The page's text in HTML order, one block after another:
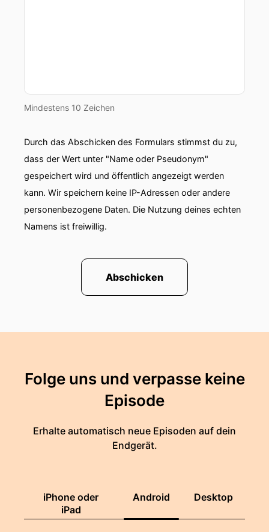
Mindestens 10 Zeichen
Durch das Abschicken des Formulars stimmst du zu,
dass der Wert unter "Name oder Pseudonym"
gespeichert wird und öffentlich angezeigt werden
kann. Wir speichern keine IP-Adressen oder andere
personenbezogene Daten. Die Nutzung deines echten
Namens ist freiwillig.
Abschicken
Folge uns und verpasse keine
Episode
Erhalte automatisch neue Episoden auf dein
Endgerät.
iPhone oder
iPad
Android Desktop